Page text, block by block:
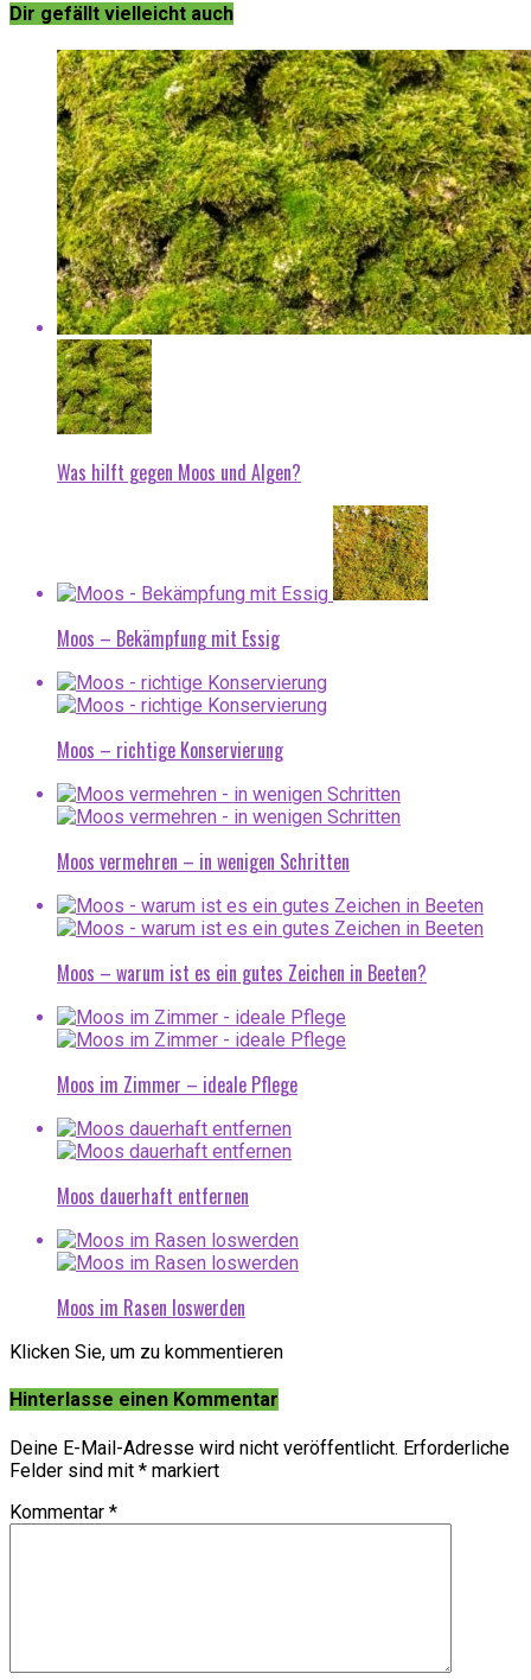
Dir gefällt vielleicht auch
Was hilft gegen Moos und Algen?
Moos – Bekämpfung mit Essig
Moos – richtige Konservierung
Moos vermehren – in wenigen Schritten
Moos – warum ist es ein gutes Zeichen in Beeten?
Moos im Zimmer – ideale Pflege
Moos dauerhaft entfernen
Moos im Rasen loswerden
Klicken Sie, um zu kommentieren
Hinterlasse einen Kommentar
Deine E-Mail-Adresse wird nicht veröffentlicht. Erforderliche
Felder sind mit * markiert
Kommentar *